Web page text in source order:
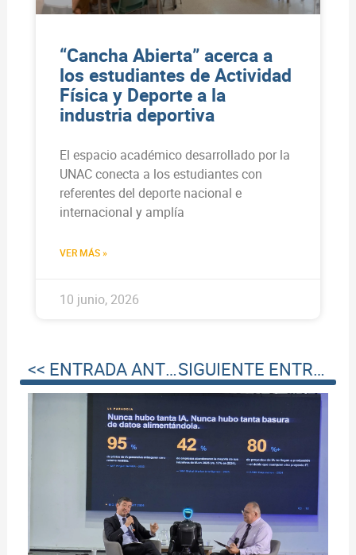
“Cancha Abierta” acerca a
los estudiantes de Actividad
Física y Deporte a la
industria deportiva
El espacio académico desarrollado por la
UNAC conecta a los estudiantes con
referentes del deporte nacional e
internacional y amplía
VER MÁS »
10 junio, 2026
<< ENTRADA ANTERIOR SIGUIENTE ENTRADA >>